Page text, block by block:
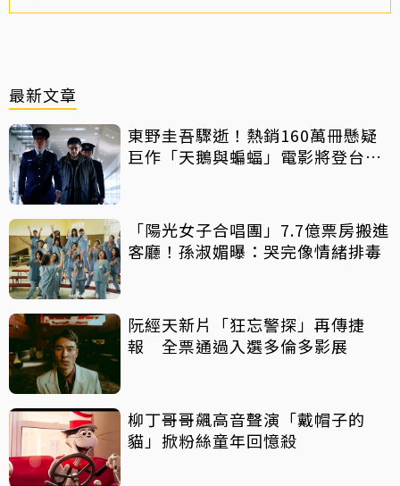
最新文章
東野圭吾驟逝！熱銷160萬冊懸疑
巨作「天鵝與蝙蝠」電影將登台上
「陽光女子合唱團」7.7億票房搬進
客廳！孫淑媚曝：哭完像情緒排毒
阮經天新片「狂忘警探」再傳捷
報 全票通過入選多倫多影展
柳丁哥哥飆高音聲演「戴帽子的
貓」掀粉絲童年回憶殺